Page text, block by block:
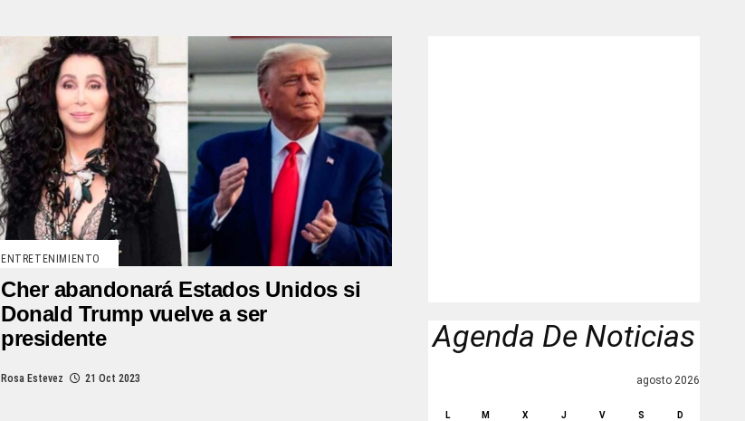
ENTRETENIMIENTO
Cher abandonará Estados Unidos si
Donald Trump vuelve a ser
presidente
Rosa Estevez 21 Oct 2023
Agenda De Noticias
agosto 2026
L M X J V S D